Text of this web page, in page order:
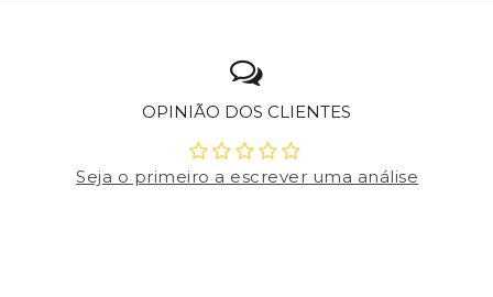
OPINIÃO DOS CLIENTES
Seja o primeiro a escrever uma análise